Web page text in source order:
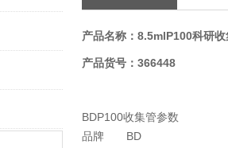
产品名称：8.5mlP100科研收
产品货号：366448
BDP100收集管参数
品牌 BD